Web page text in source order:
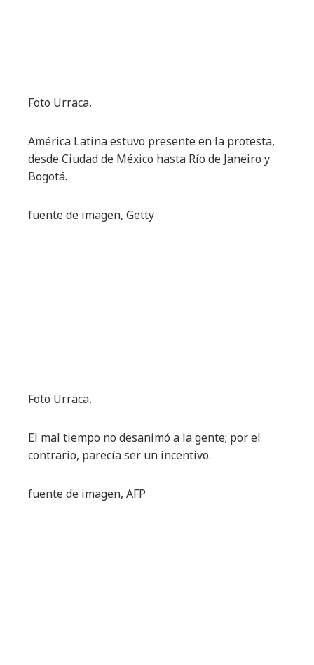
Foto Urraca,
América Latina estuvo presente en la protesta,
desde Ciudad de México hasta Río de Janeiro y
Bogotá.
fuente de imagen, Getty
Foto Urraca,
El mal tiempo no desanimó a la gente; por el
contrario, parecía ser un incentivo.
fuente de imagen, AFP